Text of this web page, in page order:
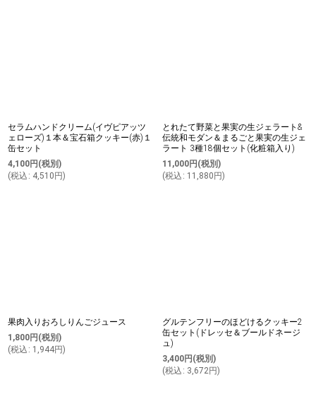
セラムハンドクリーム(イヴピアッツ
ェローズ)１本＆宝石箱クッキー(赤)１
缶セット
4,100円 (税別)
(税込 : 4,510 円)
とれたて野菜と果実の生ジェラート&
伝統和モダン＆まるごと果実の生ジェ
ラート 3種18個セット(化粧箱入り)
11,000円 (税別)
(税込 : 11,880 円)
果肉入りおろしりんごジュース
1,800円 (税別)
(税込 : 1,944円)
グルテンフリーのほどけるクッキー2
缶セット(ドレッセ＆ブールドネージ
ュ)
3,400円 (税別)
(税込 : 3,672円)